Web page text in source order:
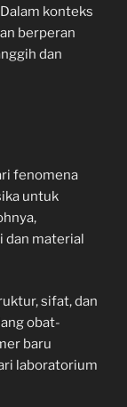
konteks
berperan
dan
fenomena
untuk
dan material
sifat, dan
obat-
baru
laboratorium